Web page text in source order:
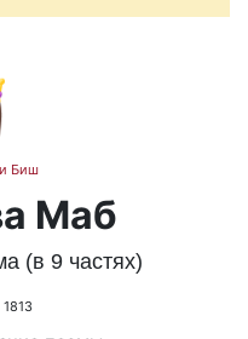
Биш
Маб
(в 9 частях)
1813